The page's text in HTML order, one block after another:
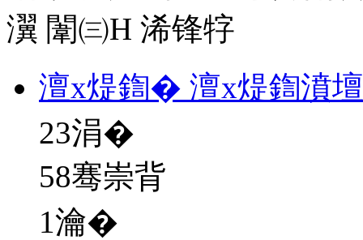
瀷 闈㈢Н 浠锋牸
澶х煶鍧� 澶х煶鍧濆
23涓�
58骞崇背
1瀹�